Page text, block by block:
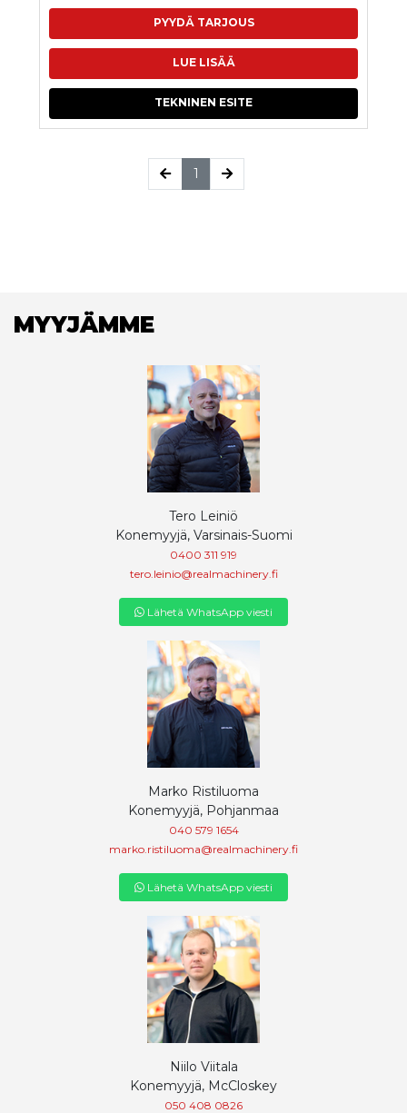
PYYDÄ TARJOUS
LUE LISÄÄ
TEKNINEN ESITE
1 (current)
MYYJÄMME
Tero Leiniö
Konemyyjä, Varsinais-Suomi
0400 311 919
tero.leinio@realmachinery.fi
Lähetä WhatsApp viesti
Marko Ristiluoma
Konemyyjä, Pohjanmaa
040 579 1654
marko.ristiluoma@realmachinery.fi
Lähetä WhatsApp viesti
Niilo Viitala
Konemyyjä, McCloskey
050 408 0826